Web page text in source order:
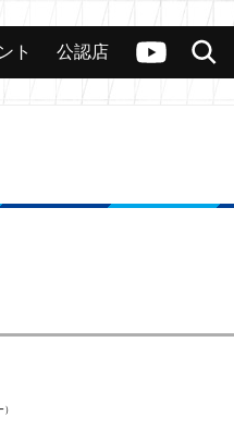
ヴァンガードch
検索
公認店舗 その他
ト 公認店